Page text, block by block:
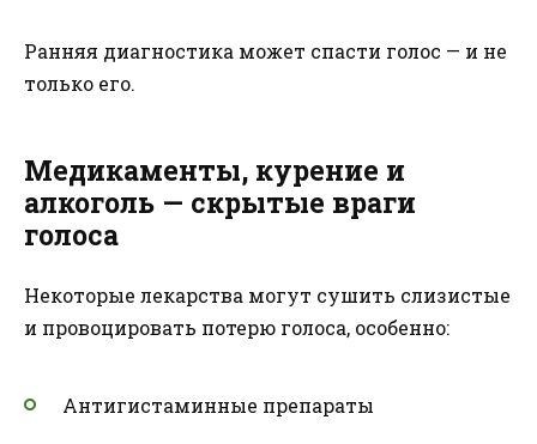
Ранняя диагностика может спасти голос — и не
только его.
Медикаменты, курение и
алкоголь — скрытые враги
голоса
Некоторые лекарства могут сушить слизистые
и провоцировать потерю голоса, особенно:
Антигистаминные препараты